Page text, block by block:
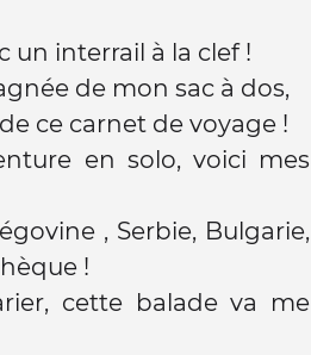
un interrail à la clef !
de mon sac à dos,
ce carnet de voyage !
en solo, voici mes
, Serbie, Bulgarie,
!
cette balade va me